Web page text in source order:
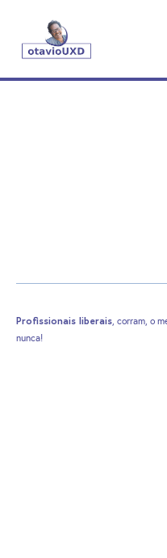
Profissionais liberais, corram, o
nunca!